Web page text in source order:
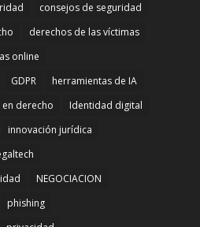
consejos de seguridad
derechos de las víctimas
online
GDPR
herramientas de IA
en derecho
Identidad digital
innovación jurídica
NEGOCIACION
phishing